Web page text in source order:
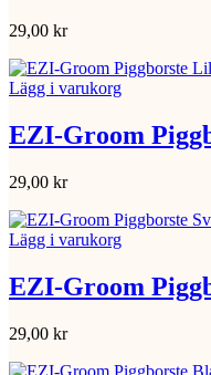
29,00 kr
Lägg i varukorg
EZI-Groom
29,00 kr
Lägg i varukorg
EZI-Groom
29,00 kr